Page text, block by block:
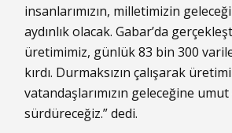
insanlarımızın, milletimizin
aydınlık olacak. Gabar’da
üretimimiz, günlük 83 bin 300
kırdı. Durmaksızın çalışarak
vatandaşlarımızın geleceğine umut
sürdüreceğiz.” dedi.